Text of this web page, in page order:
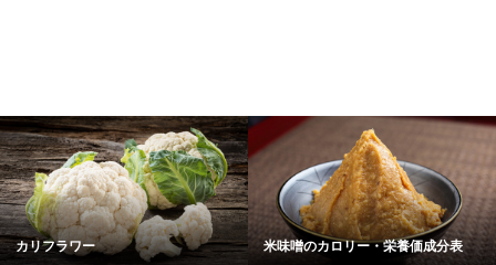
カリフラワー 米味噌のカロリー・栄養価成分表